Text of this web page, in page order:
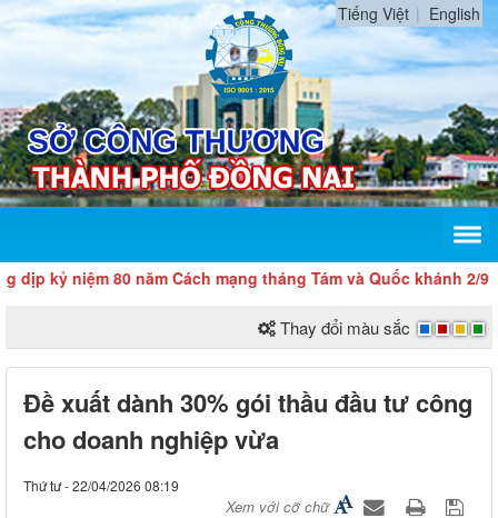
Tiếng Việt English
niệm 80 năm Cách mạng tháng Tám và Quốc khánh 2/9
Thay đổi màu sắc
Đề xuất dành 30% gói thầu đầu tư công
cho doanh nghiệp vừa
Thứ tư - 22/04/2026 08:19
Xem với cỡ chữ